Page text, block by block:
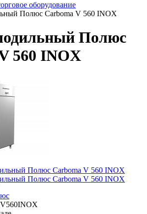
оборудование
Полюс Carboma V 560 INOX
Полюс
560 INOX